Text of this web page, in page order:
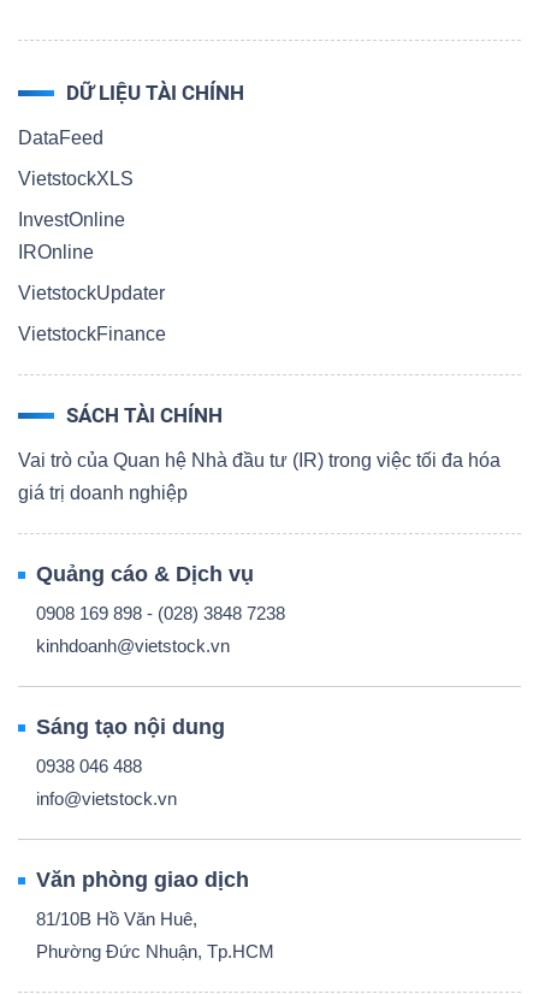
DỮ LIỆU TÀI CHÍNH
DataFeed
VietstockXLS
InvestOnline
IROnline
VietstockUpdater
VietstockFinance
SÁCH TÀI CHÍNH
Vai trò của Quan hệ Nhà đầu tư (IR) trong việc tối đa hóa
giá trị doanh nghiệp
Quảng cáo & Dịch vụ
0908 169 898 - (028) 3848 7238
kinhdoanh@vietstock.vn
Sáng tạo nội dung
0938 046 488
info@vietstock.vn
Văn phòng giao dịch
81/10B Hồ Văn Huê,
Phường Đức Nhuận, Tp.HCM